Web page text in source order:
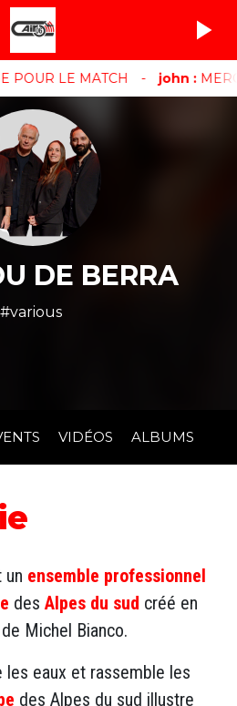
play_arrow
LE MATCH- john :
DE BERRA
#various
VIDÉOS ALBUMS
un ensemble professionnel
des Alpes du sud créé en
Michel Bianco.
les eaux et rassemble les
des Alpes du sud illustre